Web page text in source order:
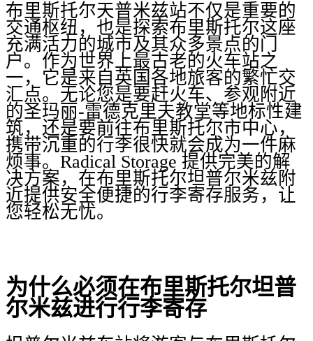
布里斯托尔天普米兹站不仅是重要的
交通枢纽，也是探索布里斯托尔这座
充满活力的城市及其众多景点的门
户。作为世界上最古老的火车站之
一，它是来自英国各地旅客的繁忙交
汇点。无论您是要赶火车、参观附近
的圣玛丽-雷德克里夫教堂等地标性建
筑，还是要前往布里斯托尔市中心，
携带沉重的行李很快就会成为一件麻
烦事。Radical Storage 提供完美的解
决方案，在布里斯托尔坦普尔米兹附
近提供安全便捷的行李寄存服务，让
您轻松无忧。
为什么必须在布里斯托尔坦普
尔米兹进行行李寄存